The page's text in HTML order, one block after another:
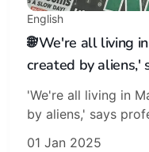
English
🌐'We're all living
created by aliens,'
'We're all living in
by aliens,' says
01 Jan 2025